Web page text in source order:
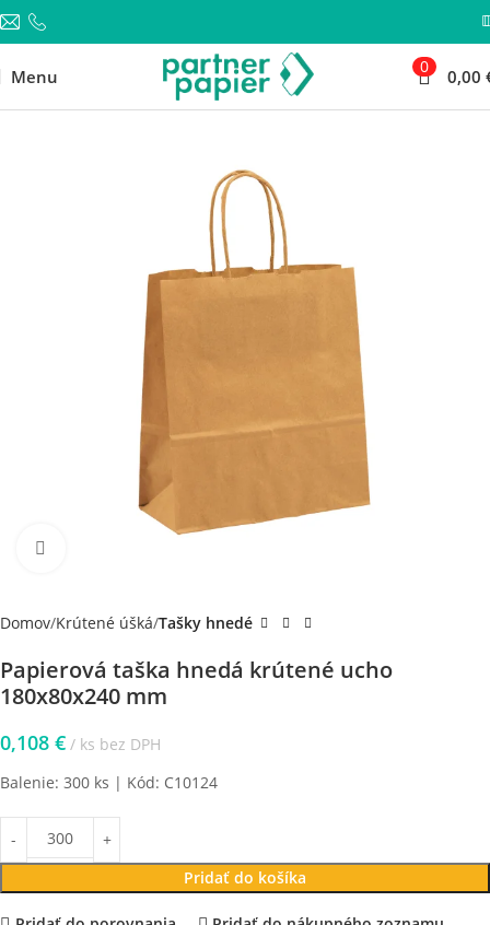
Menu 0 0,00
Domov Krútené úšká Tašky hnedé
Papierová taška hnedá krútené ucho
180x80x240 mm
0,108 €
ks bez DPH
Balenie: 300 ks | Kód: C10124
Pridať do košíka